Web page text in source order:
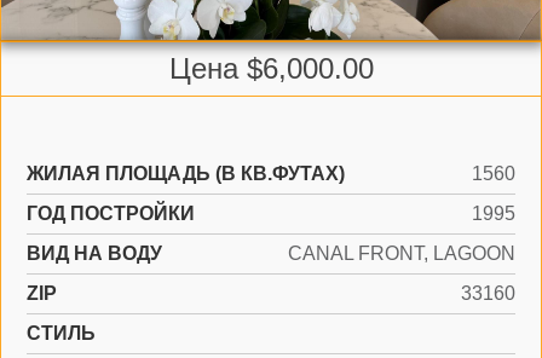
Цена $6,000.00
ЖИЛАЯ ПЛОЩАДЬ (В КВ.ФУТАХ)
1560
ГОД ПОСТРОЙКИ
1995
ВИД НА ВОДУ
CANAL FRONT, LAGOON
ZIP
33160
СТИЛЬ